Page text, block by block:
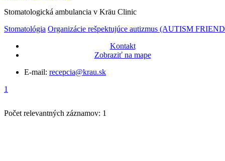
Stomatologická ambulancia v Kräu Clinic
Stomatológia Organizácie rešpektujúce autizmus (AUTISM
Kontakt
Zobraziť na mape
E-mail: recepcia@krau.sk
1
Počet relevantných záznamov: 1